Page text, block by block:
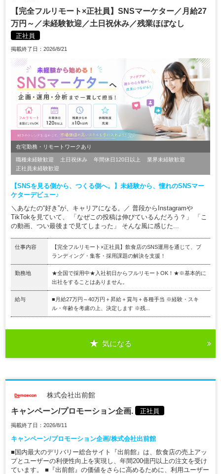
【完全フルリモート×正社員】SNSマーケター／月給27
万円～／未経験歓迎／土日祝休み／残業ほぼなし
正社員
掲載終了日：2026/8/21
在宅勤務・リモートワークあり
職種未経験歓迎 土日祝休み 年間休日120日以上
業界未経験歓迎
正社員未経験歓迎
【SNSを見る側から、つくる側へ。】未経験から、憧れのSNSマー
ケターデビュー♪
＼あなたの“好き”が、キャリアになる。／ 普段からInstagramや
TikTokを見ていて、 「なぜこの投稿は伸びているんだろう？」 「こ
の動画、つい最後まで見てしまった」 そんな風に感じた...
仕事内容
【完全フルリモート×正社員】飲食店のSNS運用を通じて、ブ
ランディング・集客・採用課題の解決を支援！
勤務地
★全国で採用中★入社初日からフルリモートOK！★※基本的に
出社をすることはありません。
給与
■月給27万円～40万円＋昇給＋賞与＋各種手当 ※経験・スキ
ル・年齢を考慮の上、決定します ※残...
気になる
株式会社出前館
キャンペーン/プロモーション企画. 正社員
掲載終了日：2026/8/11
キャンペーン/プロモーション企画/株式会社出前館
■国内最大のデリバリー総合サイト『出前館』は、飲食店の売上アッ
プとユーザーの利便性向上を実現し、年間200億円以上の注文を受け
ています。 ■『出前館』の価値をさらに高めるために、利用ユーザー